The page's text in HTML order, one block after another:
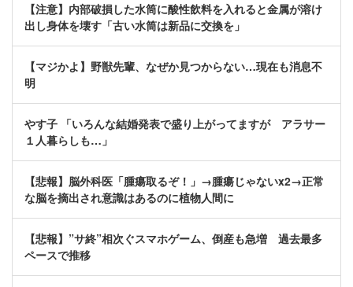
【注意】内部破損した水筒に酸性飲料を入れると金属が溶け
出し身体を壊す「古い水筒は新品に交換を」
【マジかよ】野獣先輩、なぜか見つからない…現在も消息不
明
やす子 「いろんな結婚発表で盛り上がってますが アラサー
１人暮らしも…」
【悲報】脳外科医「腫瘍取るぞ！」→腫瘍じゃないx2→正常
な脳を摘出され意識はあるのに植物人間に
【悲報】”サ終”相次ぐスマホゲーム、倒産も急増 過去最多
ペースで推移